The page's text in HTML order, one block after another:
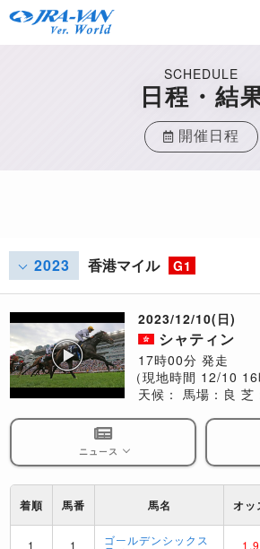
SCHEDULE
日程・結
開催日程
2023 香港マイル G1
2023/12/10(日)
シャティン
17時00分 発走
（現地時間 12/10 16
天候： 馬場：良 芝
ニュース
着順 馬番 馬名 オッ
1 1 ゴールデンシックス 1.9